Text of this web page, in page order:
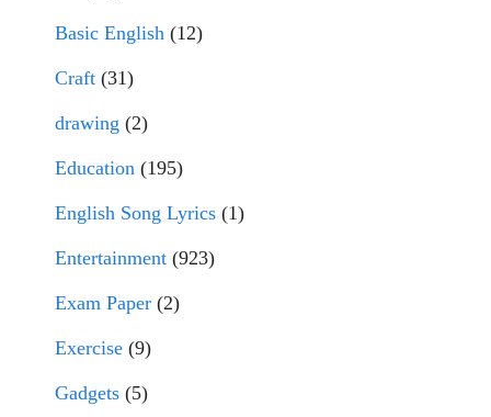
Basic English (12)
Craft (31)
drawing (2)
Education (195)
English Song Lyrics (1)
Entertainment (923)
Exam Paper (2)
Exercise (9)
Gadgets (5)